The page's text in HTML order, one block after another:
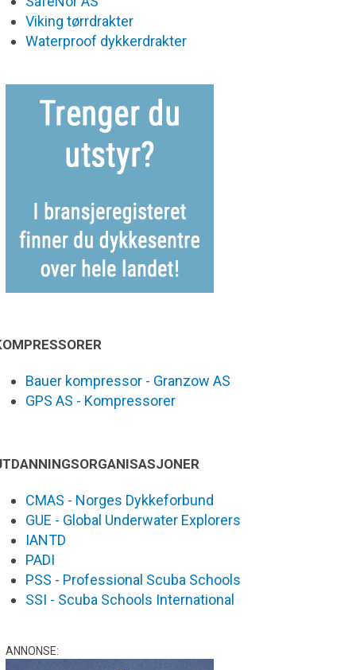
Viking tørrdrakter
Waterproof dykkerdrakter
Bauer kompressor - Granzow AS
GPS AS - Kompressorer
CMAS - Norges Dykkeforbund
GUE - Global Underwater Explorers
IANTD
PADI
PSS - Professional Scuba Schools
SSI - Scuba Schools International
ANNONSE: